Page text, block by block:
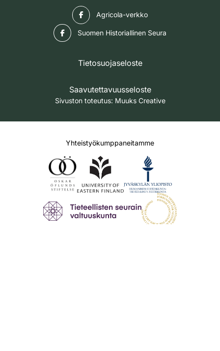
Agricola-verkko
Suomen Historiallinen Seura
Tietosuojaseloste
Saavutettavuusseloste
Sivuston toteutus: Muuks Creative
Yhteistyökumppaneitamme